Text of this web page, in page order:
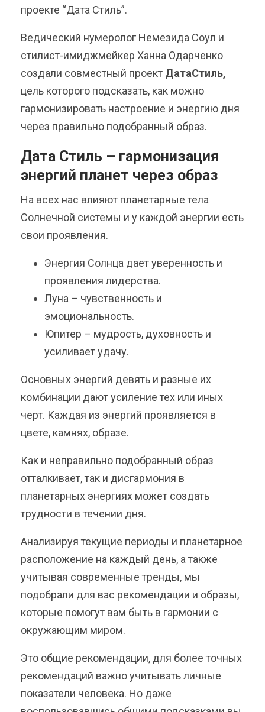
проекте “Дата Стиль”.
Ведический нумеролог Немезида Соул и
стилист-имиджмейкер Ханна Одарченко
создали совместный проект ДатаСтиль,
цель которого подсказать, как можно
гармонизировать настроение и энергию дня
через правильно подобранный образ.
Дата Стиль – гармонизация
энергий планет через образ
На всех нас влияют планетарные тела
Солнечной системы и у каждой энергии есть
свои проявления.
Энергия Солнца дает уверенность и
проявления лидерства.
Луна – чувственность и
эмоциональность.
Юпитер – мудрость, духовность и
усиливает удачу.
Основных энергий девять и разные их
комбинации дают усиление тех или иных
черт. Каждая из энергий проявляется в
цвете, камнях, образе.
Как и неправильно подобранный образ
отталкивает, так и дисгармония в
планетарных энергиях может создать
трудности в течении дня.
Анализируя текущие периоды и планетарное
расположение на каждый день, а также
учитывая современные тренды, мы
подобрали для вас рекомендации и образы,
которые помогут вам быть в гармонии с
окружающим миром.
Это общие рекомендации, для более точных
рекомендаций важно учитывать личные
показатели человека. Но даже